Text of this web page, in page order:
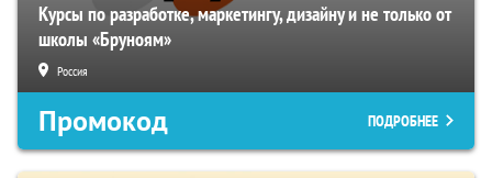
Курсы по разработке, маркетингу, дизайну и не только от
школы «Бруноям»
Россия
Промокод ПОДРОБНЕЕ